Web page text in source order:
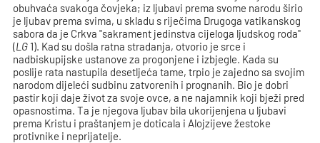
obuhvaća svakoga čovjeka; iz ljubavi prema svome narodu širio
je ljubav prema svima, u skladu s riječima Drugoga vatikanskog
sabora da je Crkva "sakrament jedinstva cijeloga ljudskog roda"
(LG 1). Kad su došla ratna stradanja, otvorio je srce i
nadbiskupijske ustanove za progonjene i izbjegle. Kada su
poslije rata nastupila desetljeća tame, trpio je zajedno sa svojim
narodom dijeleći sudbinu zatvorenih i prognanih. Bio je dobri
pastir koji daje život za svoje ovce, a ne najamnik koji bježi pred
opasnostima. Ta je njegova ljubav bila ukorijenjena u ljubavi
prema Kristu i praštanjem je doticala i Alojzijeve žestoke
protivnike i neprijatelje.